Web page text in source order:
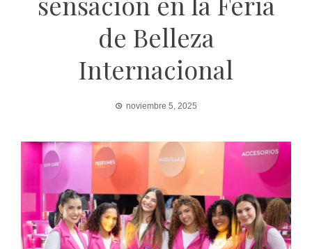
de Belleza
Internacional
noviembre 5, 2025